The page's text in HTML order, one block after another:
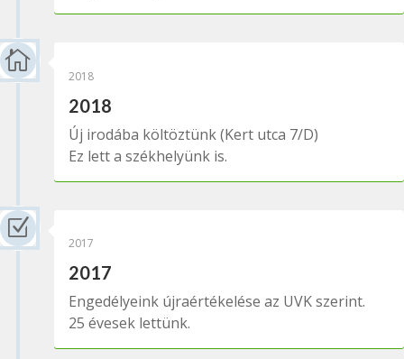

2018
2018
Új irodába költöztünk (Kert utca 7/D)
Ez lett a székhelyünk is.
Z
2017
2017
Engedélyeink újraértékelése az UVK szerint.
25 évesek lettünk.